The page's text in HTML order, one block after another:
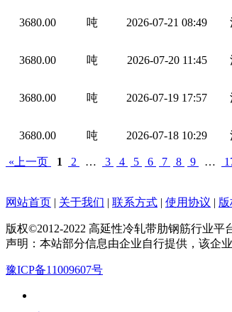
3680.00 吨 2026-07-21 08:49
3680.00 吨 2026-07-20 11:45
3680.00 吨 2026-07-19 17:57
3680.00 吨 2026-07-18 10:29
«上一页 1 2 … 3 4 5 6 7 8 9 …
网站首页 关于我们 联系方式 使用协议
版权©2012-2022 高延性冷轧带肋钢筋行业平
声明：本站部分信息由企业自行提供，该企
豫ICP备11009607号